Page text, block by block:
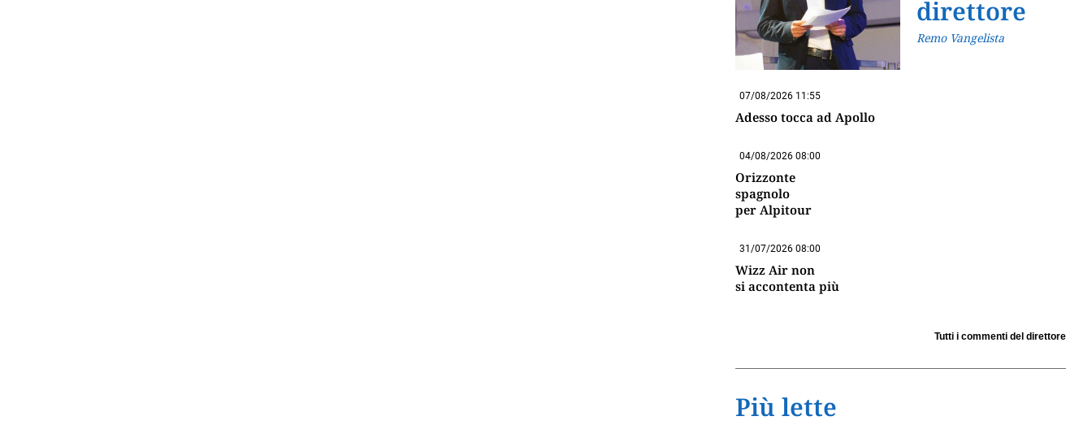
direttore
Remo Vangelista
07/08/2026 11:55
Adesso tocca ad Apollo
04/08/2026 08:00
Orizzonte
spagnolo
per Alpitour
31/07/2026 08:00
Wizz Air non
si accontenta più
Tutti i commenti del direttore
Più lette